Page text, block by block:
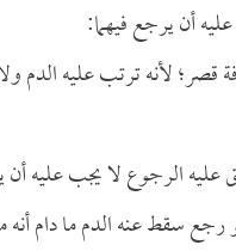
أن يرجع فيهما:
قصر؛ لأنه ترتب عليه الدم
شق عليه الرجوع لا يجب عليه
سقط عنه الدم ما دام أنه